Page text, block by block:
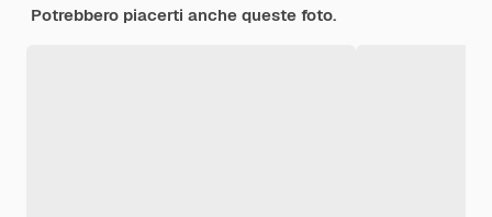
Potrebbero piacerti anche queste foto.